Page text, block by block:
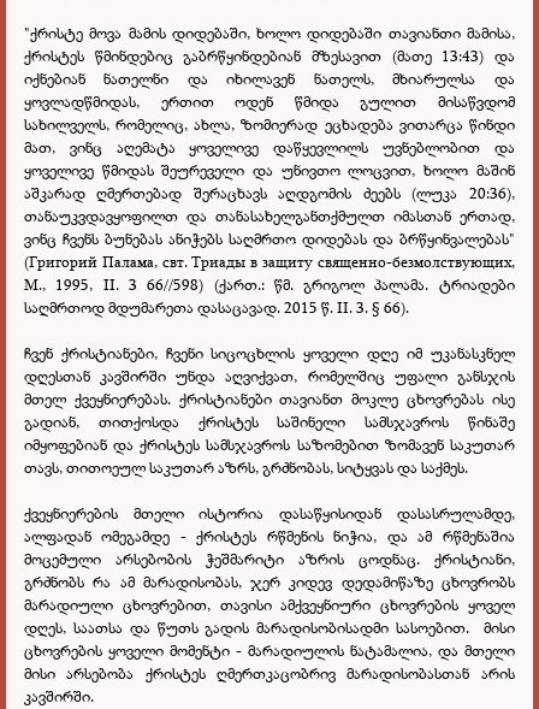
"ქრისტე მოვა მამის დიდებაში, ხოლო დიდებაში თავიანთი მამისა,
ქრისტეს წმინდებიც გაბრწყინდებიან მზესავით (მათე 13:43) და
იქნებიან ნათელნი და იხილავენ ნათელს, მხიარულსა და
ყოვლადწმიდას, ერთით ოდენ წმიდა გულით მისაწვდომ
სახილველს, რომელიც, ახლა, ზომიერად ეცხადება ვითარცა წინდი
მათ, ვინც აღემატა ყოველივე დაწყევლილს უვნებლობით და
ყოველივე წმიდას შეურეველი და უნივთო ლოცვით, ხოლო მაშინ
აშკარად ღმერთებად შერაცხავს აღდგომის ძეებს (ლუკა 20:36),
თანაუკვდავყოფილთ და თანასახელგანთქმულთ იმასთან ერთად,
ვინც ჩვენს ბუნებას ანიჭებს საღმრთო დიდებას და ბრწყინვალებას"
(Григорий Палама, свт. Триады в защиту священно-безмолствующих,
М., 1995, II. 3 66//598) (ქართ.: წმ. გრიგოლ პალამა. ტრიადები
საღმრთოდ მდუმარეთა დასაცავად. 2015 წ. II. 3.§ 66).
ჩვენ ქრისტიანები, ჩვენი სიცოცხლის ყოველი დღე იმ უკანასკნელ
დღესთან კავშირში უნდა აღვიქვათ, რომელშიც უფალი განსჯის
მთელ ქვეყნიერებას. ქრისტიანები თავიანთ მოკლე ცხოვრებას ისე
გადიან, თითქოსდა ქრისტეს საშინელი სამსჯავროს წინაშე
იმყოფებიან და ქრისტეს სამსჯავროს საზომებით ზომავენ საკუთარ
თავს, თითოეულ საკუთარ აზრს, გრძნობას, სიტყვას და საქმეს.
ქვეყნიერების მთელი ისტორია დასაწყისიდან დასასრულამდე,
ალფადან ომეგამდე - ქრისტეს რწმენის ნიჭია, და ამ რწმენაშია
მოცემული არსებობის ჭეშმარიტი აზრის ცოდნაც. ქრისტიანი,
გრძნობს რა ამ მარადისობას, ჯერ კიდევ დედამიწაზე ცხოვრობს
მარადიული ცხოვრებით, თავისი ამქვეყნიური ცხოვრების ყოველ
დღეს, საათსა და წუთს გადის მარადისობისადმი სასოებით.
მისი
ცხოვრების ყოველი მომენტი - მარადიულის ნატამალია, და მთელი
მისი არსებობა ქრისტეს ღმერთკაცობრივ მარადისობასთან არის
კავშირში.